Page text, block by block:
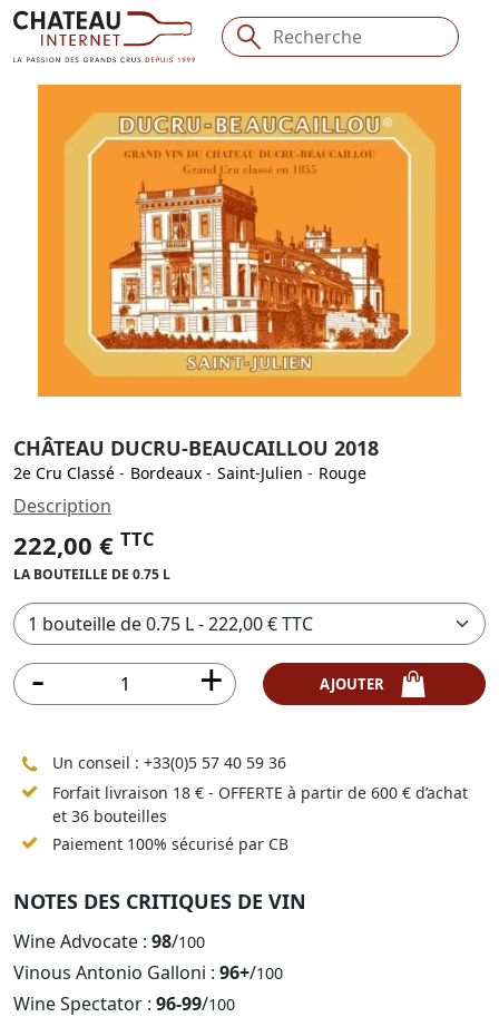
CHÂTEAU DUCRU-BEAUCAILLOU 2018
2e Cru Classé - Bordeaux - Saint-Julien - Rouge
Description
222,00 € TTC
LA BOUTEILLE DE 0.75 L
Un conseil : +33(0)5 57 40 59 36
Forfait livraison 18 € - OFFERTE à partir de 600 € d’achat
et 36 bouteilles
Paiement 100% sécurisé par CB
NOTES DES CRITIQUES DE VIN
Wine Advocate : 98/100
Vinous Antonio Galloni : 96+/100
Wine Spectator : 96-99/100